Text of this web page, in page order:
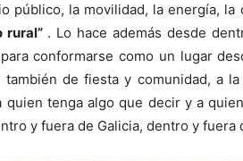
público, la movilidad, la energía,
rural” . Lo hace además desde
conformarse como un lugar
también de fiesta y comunidad, a
quien tenga algo que decir y a
y fuera de Galicia, dentro y